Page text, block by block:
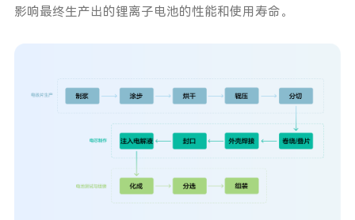
影响最终生产出的锂离子电池的性能和使用寿命。